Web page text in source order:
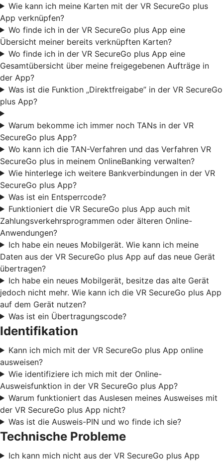
Wie kann ich meine Karten mit der VR SecureGo plus
App verknüpfen?
Wo finde ich in der VR SecureGo plus App eine
Übersicht meiner bereits verknüpften Karten?
Wo finde ich in der VR SecureGo plus App eine
Gesamtübersicht über meine freigegebenen Aufträge in
der App?
Was ist die Funktion „Direktfreigabe” in der VR SecureGo
plus App?
Warum bekomme ich immer noch TANs in der VR
SecureGo plus App?
Wo kann ich die TAN-Verfahren und das Verfahren VR
SecureGo plus in meinem OnlineBanking verwalten?
Wie hinterlege ich weitere Bankverbindungen in der VR
SecureGo plus App?
Was ist ein Entsperrcode?
Funktioniert die VR SecureGo plus App auch mit
Zahlungsverkehrsprogrammen oder älteren Online-
Anwendungen?
Ich habe ein neues Mobilgerät. Wie kann ich meine
Daten aus der VR SecureGo plus App auf das neue Gerät
übertragen?
Ich habe ein neues Mobilgerät, besitze das alte Gerät
jedoch nicht mehr. Wie kann ich die VR SecureGo plus App
auf dem Gerät nutzen?
Was ist ein Übertragungscode?
Identifikation
Kann ich mich mit der VR SecureGo plus App online
ausweisen?
Wie identifiziere ich mich mit der Online-
Ausweisfunktion in der VR SecureGo plus App?
Warum funktioniert das Auslesen meines Ausweises mit
der VR SecureGo plus App nicht?
Was ist die Ausweis-PIN und wo finde ich sie?
Technische Probleme
Ich kann mich nicht aus der VR SecureGo plus App